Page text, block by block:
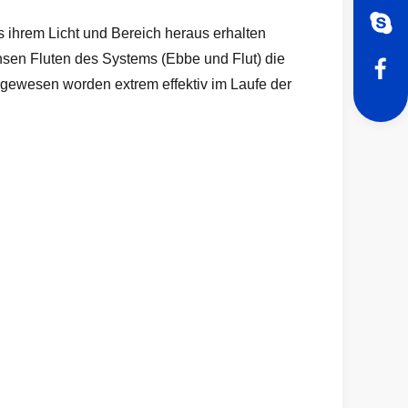
Licht und Bereich heraus erhalten
Fluten des Systems (Ebbe und Flut) die
worden extrem effektiv im Laufe der